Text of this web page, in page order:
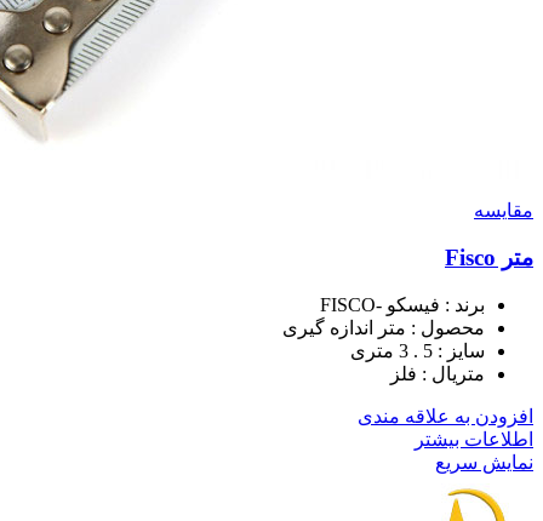
مقايسه
متر Fisco
برند : فیسکو -FISCO
محصول : متر اندازه گیری
سایز : 5 . 3 متری
متریال : فلز
افزودن به علاقه مندی
اطلاعات بیشتر
نمایش سریع